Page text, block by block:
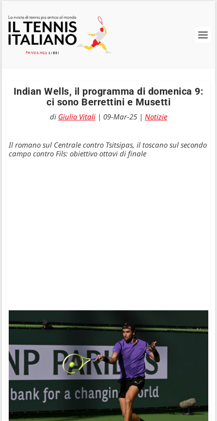
Indian Wells, il programma di domenica 9:
ci sono Berrettini e Musetti
di Giulio Vitali | 09-Mar-25 | Notizie
Il romano sul Centrale contro Tsitsipas, il toscano sul secondo
campo contro Fils: obiettivo ottavi di finale